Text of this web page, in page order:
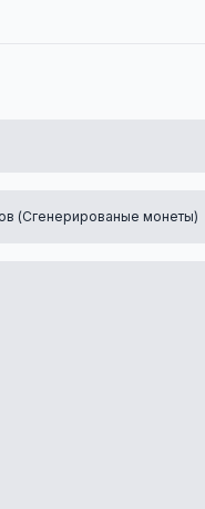
(Сгенерированые монеты)